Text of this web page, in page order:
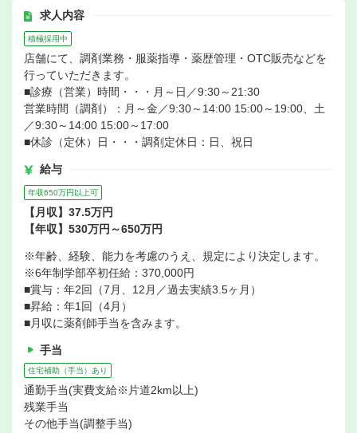
求人内容
積極採用中
店舗にて、調剤業務・服薬指導・薬歴管理・OTC販売などを
行っていただきます。
■診療（営業）時間・・・月～日／9:30～21:30
営業時間（調剤）：月～金／9:30～14:00 15:00～19:00、土
／9:30～14:00 15:00～17:00
■休診（定休）日・・・調剤定休日：日、祝日
給与
年収650万円以上可
【月収】37.5万円
【年収】530万円～650万円
※年齢、経験、能力を考慮のうえ、規定により決定します。
※6年制学部卒初任給：370,000円
■賞与：年2回（7月、12月／過去実績3.5ヶ月）
■昇給：年1回（4月）
■月収に薬剤師手当を含みます。
手当
住宅補助（手当）あり
通勤手当(実費支給※片道2km以上)
残業手当
その他手当(調整手当)